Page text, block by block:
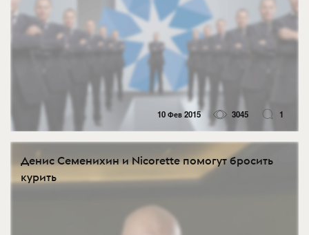
10 Фев 2015 3045 1
Денис Семенихин и Nicorette помогут бросить
курить